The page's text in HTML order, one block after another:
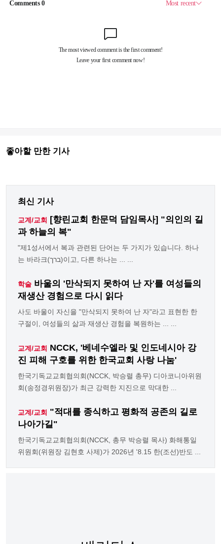
좋아할 만한 기사
최신 기사
교계/교회 [향린교회 한문덕 담임목사] "의인의 길
과 하늘의 복"
"제1성서에서 복과 관련된 단어는 두 가지가 있습니다. 하나
는 바라크(ברך)이고, 다른 하나는 ... ...
학술 바울의 '만삭되지 못하여 난 자'를 여성들의
재생산 경험으로 다시 읽다
사도 바울이 자신을 "만삭되지 못하여 난 자"라고 표현한 한
구절이, 여성들의 삶과 재생산 경험을 복원하는 ... ...
교계/교회 NCCK, '베네수엘라 및 인도네시아 강
진 피해 구호를 위한 한국교회 사랑 나눔'
한국기독교교회협의회(NCCK, 박승렬 총무) 디아코니아위원
회(송정경위원장)가 최근 강력한 지진으로 막대한 ...
교계/교회 "적대를 종식하고 평화적 공존의 길로
나아가길"
한국기독교교회협의회(NCCK, 총무 박승렬 목사) 화해통일
위원회(위원장 김현호 사제)가 2026년 '8.15 한(조선)반도 ...